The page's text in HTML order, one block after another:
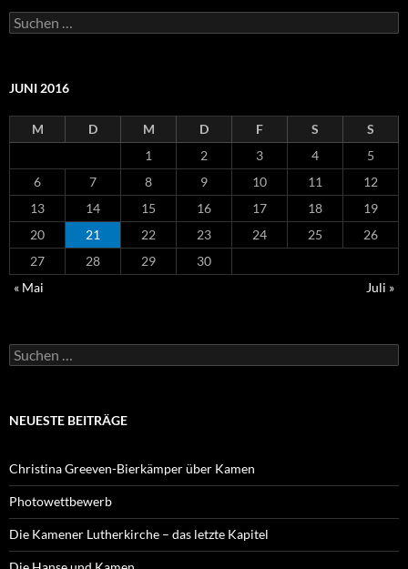
Suchen
nach:
JUNI 2016
M D M D F S
S
1
2 3 4
5
6
7 8 9 10 11
12
13
14 15 16 17 18
19
20
21 22 23 24 25
26
27
28 29
30
« Mai
Juli »
Suchen
nach:
NEUESTE BEITRÄGE
Christina Greeven-Bierkämper über Kamen
Photowettbewerb
Die Kamener Lutherkirche – das letzte Kapitel